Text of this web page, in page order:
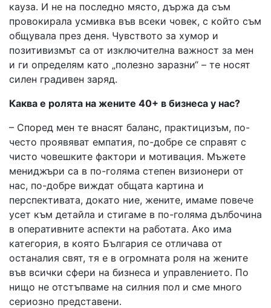
кауза. И не на последно място, държа да съм
провокирала усмивка във всеки човек, с който съм
общувала през деня. Чувството за хумор и
позитивизмът са от изключителна важност за мен
и ги определям като „полезно заразни“ – те носят
силен градивен заряд.
Каква е ролята на жените 40+ в бизнеса у нас?
– Според мен те внасят баланс, практицизъм, по-
често проявяват емпатия, по-добре се справят с
чисто човешките фактори и мотивация. Мъжете
мениджъри са в по-голяма степен визионери от
нас, по-добре виждат общата картина и
перспективата, докато ние, жените, имаме повече
усет към детайла и стигаме в по-голяма дълбочина
в оперативните аспекти на работата. Ако има
категория, в която България се отличава от
останалия свят, тя е в огромната роля на жените
във всички сфери на бизнеса и управлението. По
нищо не отстъпваме на силния пол и сме много
сериозно представени.